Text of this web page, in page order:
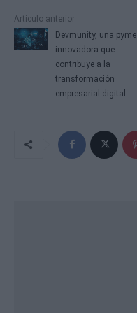
Artículo anterior
Devmunity, una pyme
innovadora que
contribuye a la
transformación
empresarial digital